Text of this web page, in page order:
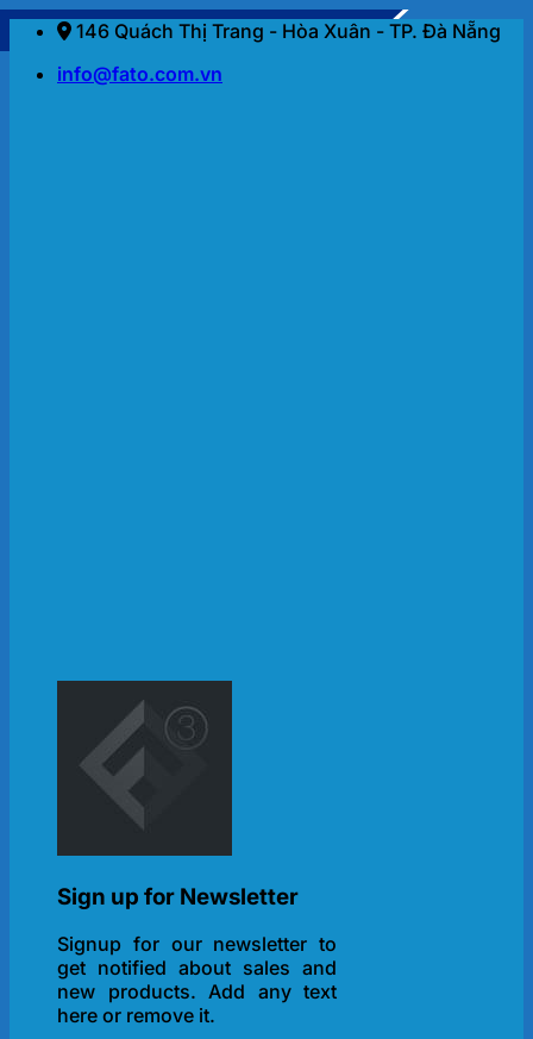
qua
146 Quách Thị Trang - Hòa Xuân - TP. Đà Nẵng
info@fato.com.vn
Sign up for Newsletter
Signup for our newsletter to
get notified about sales and
new products. Add any text
here or remove it.